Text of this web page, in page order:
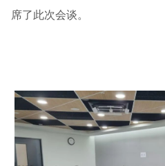
席了此次会谈。